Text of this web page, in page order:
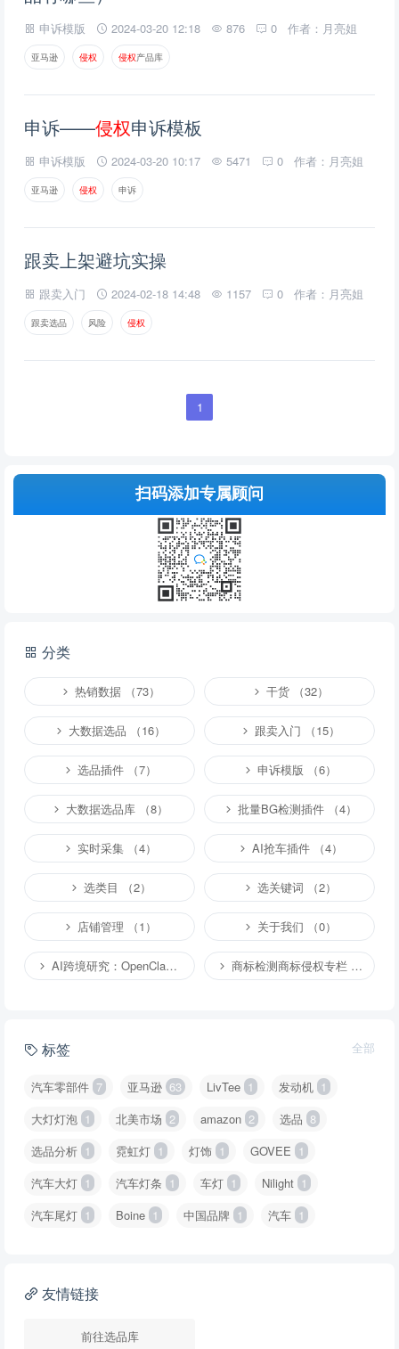
申诉模版 2024-03-20 12:18 876 0 作者：月亮姐
亚马逊 侵权 侵权产品库
申诉——侵权申诉模板
申诉模版 2024-03-20 10:17 5471 0 作者：月亮姐
亚马逊 侵权 申诉
跟卖上架避坑实操
跟卖入门 2024-02-18 14:48 1157 0 作者：月亮姐
跟卖选品 风险 侵权
1
扫码添加专属顾问
分类
热销数据 （73） 干货 （32）
大数据选品 （16） 跟卖入门 （15）
选品插件 （7） 申诉模版 （6）
大数据选品库 （8） 批量BG检测插件 （4）
实时采集 （4） AI抢车插件 （4）
选类目 （2） 选关键词 （2）
店铺管理 （1） 关于我们 （0）
AI跨境研究：OpenClaw小龙虾等应用 （4） 商标检测商标侵权专栏 （1）
标签 全部
汽车零部件 7 亚马逊 63 LivTee 1 发动机 1
大灯灯泡 1 北美市场 2 amazon 2 选品 8
选品分析 1 霓虹灯 1 灯饰 1 GOVEE 1
汽车大灯 1 汽车灯条 1 车灯 1 Nilight 1
汽车尾灯 1 Boine 1 中国品牌 1 汽车 1
友情链接
前往选品库